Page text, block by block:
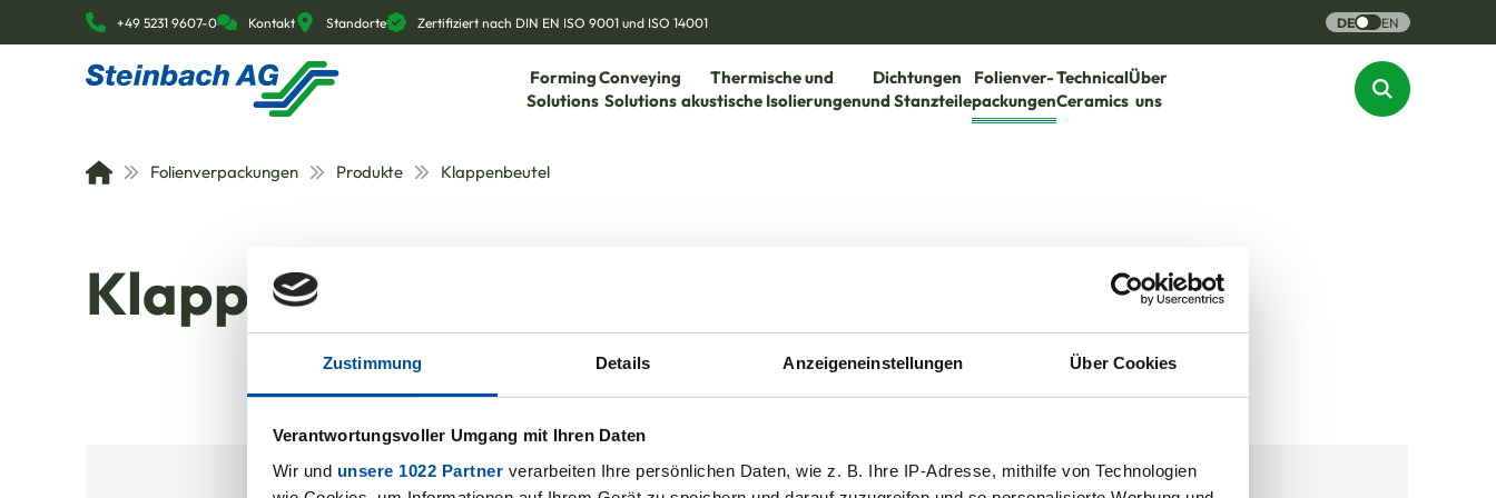
Zustimmung Details Anzeigeneinstellungen Über Cookies
Verantwortungsvoller Umgang mit Ihren Daten
Wir und unsere 1022 Partner verarbeiten Ihre persönlichen Daten, wie z. B. Ihre IP-Adresse, mithilfe von Technologien
+49 5231 9607-0 Kontakt Standorte Zertifiziert nach DIN EN ISO 9001 und ISO 14001 DE EN
Forming
Solutions
Conveying
Solutions
Thermische und
akustische Isolierungen
Dichtungen
und Stanzteile
Folienver-
packungen
Technical
Ceramics
Über
uns
Folienverpackungen Produkte Klappenbeutel
Klappenbeutel